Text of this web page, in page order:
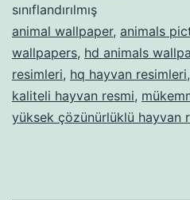
sınıflandırılmış
animal wallpaper, animals
wallpapers, hd animals
resimleri, hq hayvan resimleri,
kaliteli hayvan resmi,
yüksek çözünürlüklü hayvan